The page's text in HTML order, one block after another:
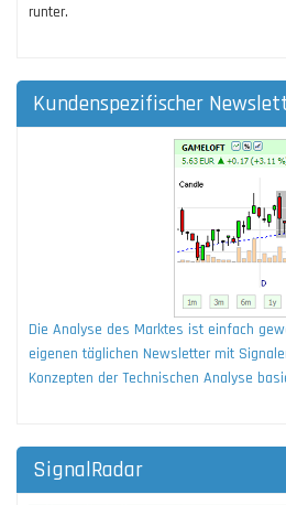
runter.
Kundenspezifischer
Die Analyse des Marktes ist einfach
eigenen täglichen Newsletter mit
Konzepten der Technischen Analyse
SignalRadar